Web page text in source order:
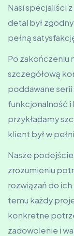
Nasi specjaliści
detal był
pełną
Po zakończeniu
szczegółową
poddawane
funkcjonalność
przykładamy
klient był w
Nasze
zrozumieniu
rozwiązań do
temu każdy
konkretne
zadowolenie i